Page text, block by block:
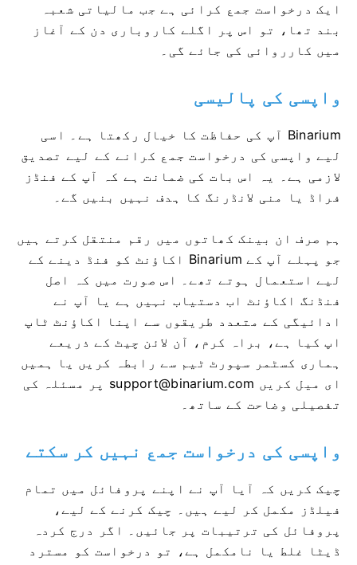
ایک درخواست جمع کرائی ہے جب مالیاتی شعبہ
بند تھا، تو اس پر اگلے کاروباری دن کے آغاز
میں کارروائی کی جائے گی۔
واپسی کی پالیسی
Binarium آپ کی حفاظت کا خیال رکھتا ہے۔ اسی
لیے واپسی کی درخواست جمع کرانے کے لیے تصدیق
لازمی ہے۔ یہ اس بات کی ضمانت ہے کہ آپ کے فنڈز
فراڈ یا منی لانڈرنگ کا ہدف نہیں بنیں گے۔
ہم صرف ان بینک کھاتوں میں رقم منتقل کرتے ہیں
جو پہلے آپ کے Binarium اکاؤنٹ کو فنڈ دینے کے
لیے استعمال ہوتے تھے۔ اس صورت میں کہ اصل
فنڈنگ ​​اکاؤنٹ اب دستیاب نہیں ہے یا آپ نے
ادائیگی کے متعدد طریقوں سے اپنا اکاؤنٹ ٹاپ
اپ کیا ہے، براہ کرم، آن لائن چیٹ کے ذریعے
ہماری کسٹمر سپورٹ ٹیم سے رابطہ کریں یا ہمیں
ای میل کریں support@binarium.com پر مسئلہ کی
تفصیلی وضاحت کے ساتھ۔
واپسی کی درخواست جمع نہیں کر سکتے
چیک کریں کہ آیا آپ نے اپنے پروفائل میں تمام
فیلڈز مکمل کر لیے ہیں۔ چیک کرنے کے لیے،
پروفائل کی ترتیبات پر جائیں۔ اگر درج کردہ
ڈیٹا غلط یا نامکمل ہے، تو درخواست کو مسترد